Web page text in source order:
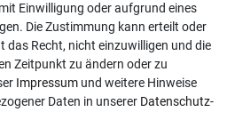
Einwilligung oder aufgrund eines
Die Zustimmung kann erteilt oder
das Recht, nicht einzuwilligen und die
Zeitpunkt zu ändern oder zu
Impressum und weitere Hinweise
Daten in unserer Daten­schutz­